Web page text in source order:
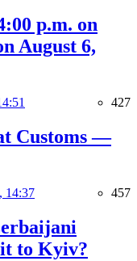
p.m. on
August 6,
427
Customs —
14:37 457
to Kyiv?